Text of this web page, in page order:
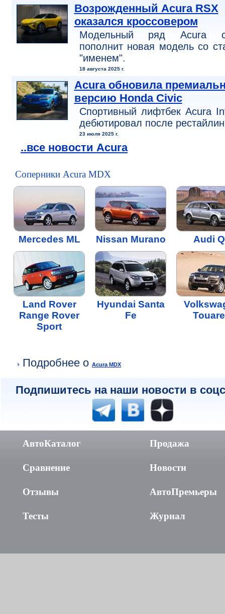
Возрожденный Acura RSX
оказался кроссовером
Модельный ряд Acura
пополнит новая модель со
"именем".
18 августа 2025 г.
Acura обновила
версию Honda Civic
Спортивный лифтбек Acura
дебютировал после
23 июля 2025 г.
..все новости Acura
Соперники Acura MDX
Mercedes ML Nissan Murano Audi
Land Rover
Range Rover
Sport
Hyundai Santa
Fe
Подробнее о Acura MDX
Подпишитесь на наши новости в
АвтоКаталог
Сравнение
Отзывы
Тесты
Продажа
Новости
АвтоПремьеры
Журнал